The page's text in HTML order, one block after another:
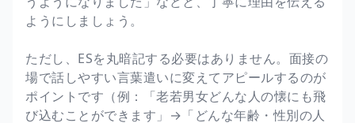
ようにしましょう。
ただし、ESを丸暗記する必要はありません。面接の
場で話しやすい言葉遣いに変えてアピールするのが
ポイントです（例：「老若男女どんな人の懐にも飛
び込むことができます」→「どんな年齢・性別の人